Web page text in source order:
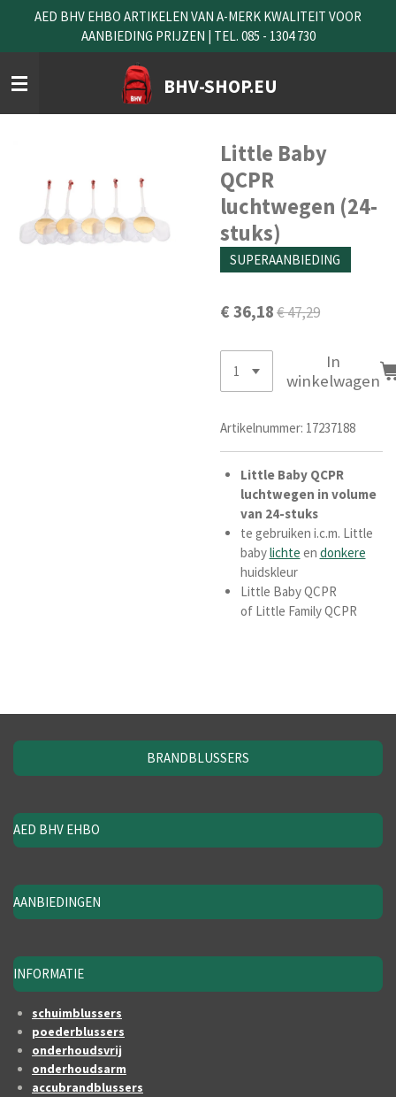
naar
de
hoofdinhoud
BHV-SHOP.EU
AED BHV EHBO ARTIKELEN VAN A-MERK KWALITEIT VOOR
AANBIEDING PRIJZEN | TEL. 085 - 1304 730
Little Baby
QCPR
luchtwegen (24-
stuks)
SUPERAANBIEDING
€ 36,18€ 47,29
In
winkelwagen
Artikelnummer: 17237188
Little Baby QCPR
luchtwegen in volume
van 24-stuks
te gebruiken i.c.m. Little
babylichte en donkere
huidskleur
Little Baby QCPR
of Little Family QCPR
BRANDBLUSSERS
AED BHV EHBO
AANBIEDINGEN
INFORMATIE
schuimblussers
poederblussers
onderhoudsvrij
onderhoudsarm
accubrandblussers